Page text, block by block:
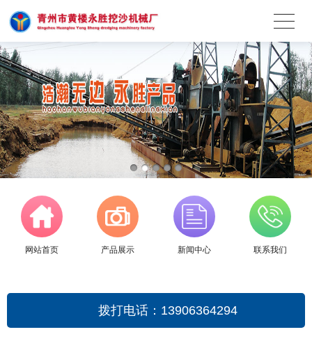
网站首页 产品展示 新闻中心 联系我们
拨打电话：13906364294